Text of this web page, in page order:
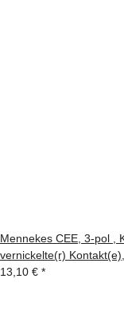
Mennekes CEE, 3-pol ,
vernickelte(r)
13,10 € *